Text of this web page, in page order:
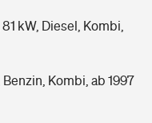
kW, Diesel, Kombi,
Kombi, ab 1997